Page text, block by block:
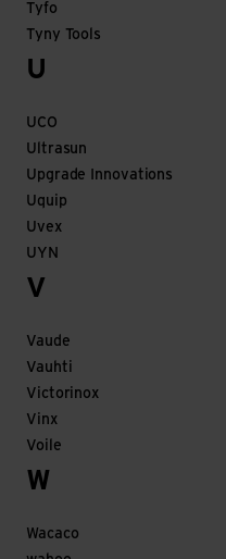
Tyfo
Tyny Tools
U
UCO
Ultrasun
Upgrade Innovations
Uquip
Uvex
UYN
V
Vaude
Vauhti
Victorinox
Vinx
Voile
W
Wacaco